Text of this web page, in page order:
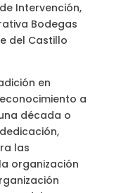
Intervención,
Bodegas
del Castillo
en
a
década o
las
organización